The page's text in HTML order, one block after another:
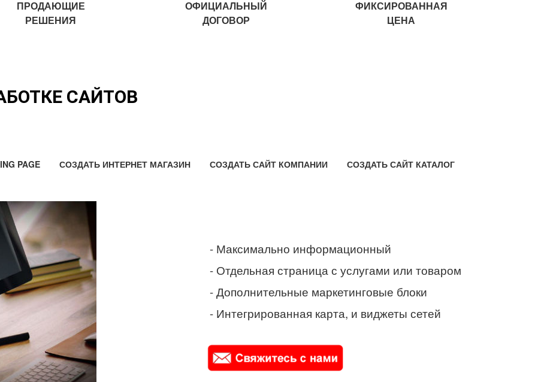
ПРОДАЮЩИЕ
РЕШЕНИЯ
ОФИЦИАЛЬНЫЙ
ДОГОВОР
ФИКСИРОВАННАЯ
ЦЕНА
САЙТОВ
PAGE СОЗДАТЬ ИНТЕРНЕТ МАГАЗИН СОЗДАТЬ САЙТ КОМПАНИИ СОЗДАТЬ САЙТ КАТАЛОГ
- Максимально информационный
- Отдельная страница с услугами или товаром
- Дополнительные маркетинговые блоки
- Интегрированная карта, и виджеты сетей